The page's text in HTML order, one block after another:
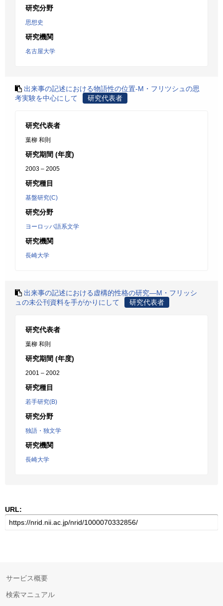
研究分野
思想史
研究機関
名古屋大学
出来事の記述における物語性の位置-M・フリツシュの思
考実験を中心にして
研究代表者
研究代表者
葉柳 和則
研究期間 (年度)
2003 – 2005
研究種目
基盤研究(C)
研究分野
ヨーロッパ語系文学
研究機関
長崎大学
出来事の記述における虚構的性格の研究―M・フリッシ
ュの未公刊資料を手がかりにして
研究代表者
研究代表者
葉柳 和則
研究期間 (年度)
2001 – 2002
研究種目
若手研究(B)
研究分野
独語・独文学
研究機関
長崎大学
URL:
サービス概要
検索マニュアル